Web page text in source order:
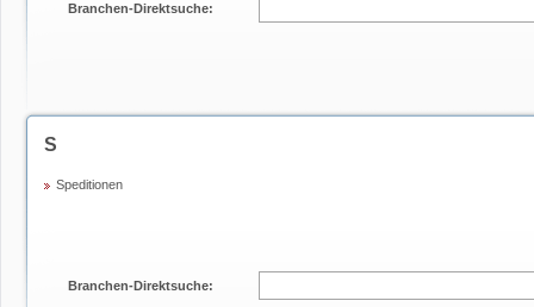
Branchen-Direktsuche:
S
Speditionen
Branchen-Direktsuche: